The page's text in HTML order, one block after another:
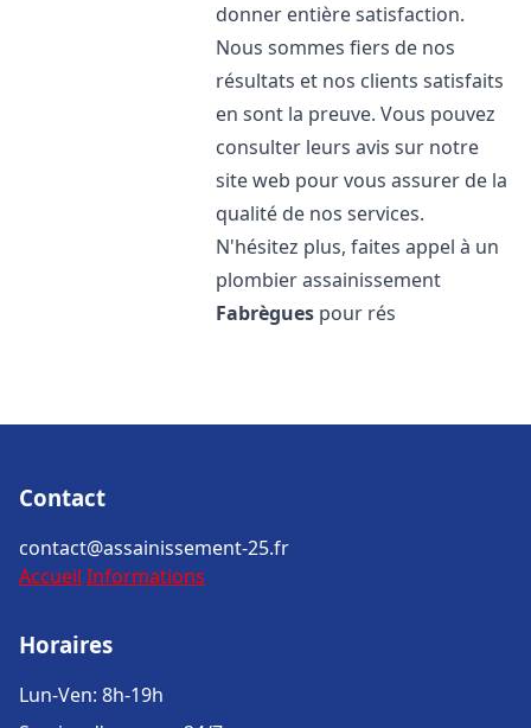
donner entière satisfaction.
Nous sommes fiers de nos
résultats et nos clients satisfaits
en sont la preuve. Vous pouvez
consulter leurs avis sur notre
site web pour vous assurer de la
qualité de nos services.
N'hésitez plus, faites appel à un
plombier assainissement
Fabrègues pour rés
Contact
contact@assainissement-25.fr
Accueil Informations
Horaires
Lun-Ven: 8h-19h